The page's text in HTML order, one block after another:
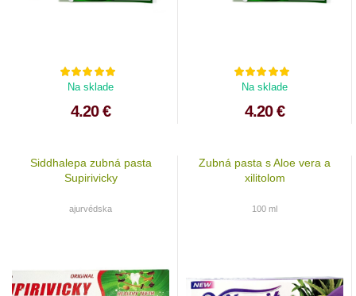
Na sklade
4.20 €
Na sklade
4.20 €
Siddhalepa zubná pasta
Supirivicky
ajurvédska
Zubná pasta s Aloe vera a
xilitolom
100 ml